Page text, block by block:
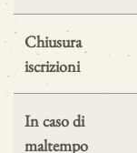
Chiusura
iscrizioni
In caso di
maltempo